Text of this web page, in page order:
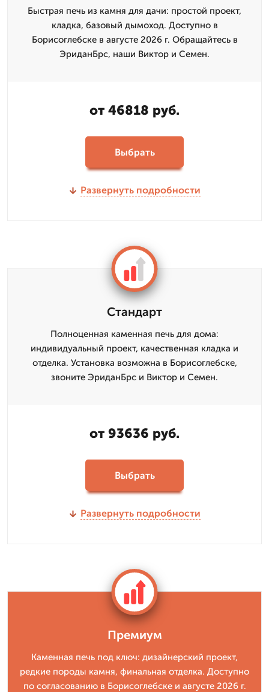
Быстрая печь из камня для дачи: простой проект,
кладка, базовый дымоход. Доступно в
Борисоглебске в августе 2026 г. Обращайтесь в
ЭриданБрс, наши Виктор и Семен.
от 46818 руб.
Выбрать
Развернуть подробности
Стандарт
Полноценная каменная печь для дома:
индивидуальный проект, качественная кладка и
отделка. Установка возможна в Борисоглебске,
звоните ЭриданБрс и Виктор и Семен.
от 93636 руб.
Выбрать
Развернуть подробности
Премиум
Каменная печь под ключ: дизайнерский проект,
редкие породы камня, финальная отделка. Доступно
по согласованию в Борисоглебске и августе 2026 г.